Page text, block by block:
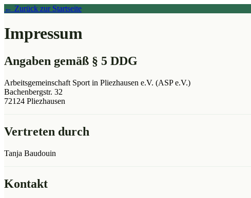
← Zurück zur Startseite
Impressum
Angaben gemäß § 5 DDG
Arbeitsgemeinschaft Sport in Pliezhausen e.V. (ASP e.V.)
Bachenbergstr. 32
72124 Pliezhausen
Vertreten durch
Tanja Baudouin
Kontakt